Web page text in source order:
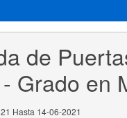
de
Grado en
Hasta 14-06-2021